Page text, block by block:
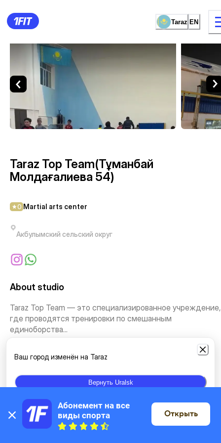
Taraz EN
11 types of classes Female
Taraz Top Team(Тұманбай
Taraz Top Team(Тұманбай
Молдағалиева 54)
0 Martial arts center
Акбулымский сельский округ
About studio
Taraz Top Team — это специализированное учреждение,
где проводятся тренировки по смешанным
единоборства...
See more
Types of classes
Martial arts
On the map
Ваш город изменён на Taraz
Вернуть Uralsk
Абонемент на все
виды спорта
Открыть